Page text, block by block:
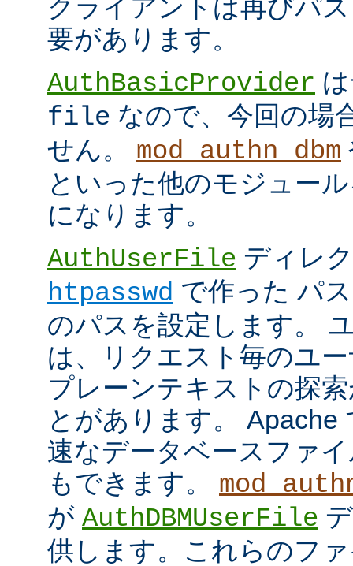
クライアントは再びパ
要があります。
AuthBasicProvider
file なので、今回の場
せん。 mod_authn_dbm
といった他のモジュー
になります。
AuthUserFile ディレ
htpasswd で作った パ
のパスを設定します。
は、リクエスト毎のユ
プレーンテキストの探
とがあります。 Apache
速なデータベースファ
もできます。
が AuthDBMUserFile
供します。これらのフ